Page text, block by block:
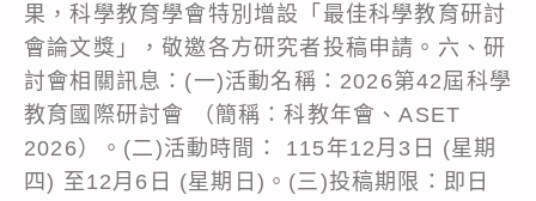
果，科學教育學會特別增設「最佳科學教育研討
會論文獎」，敬邀各方研究者投稿申請。六、研
討會相關訊息：(一)活動名稱：2026第42屆科學
教育國際研討會 （簡稱：科教年會、ASET
2026）。(二)活動時間： 115年12月3日 (星期
四) 至12月6日 (星期日)。(三)投稿期限：即日